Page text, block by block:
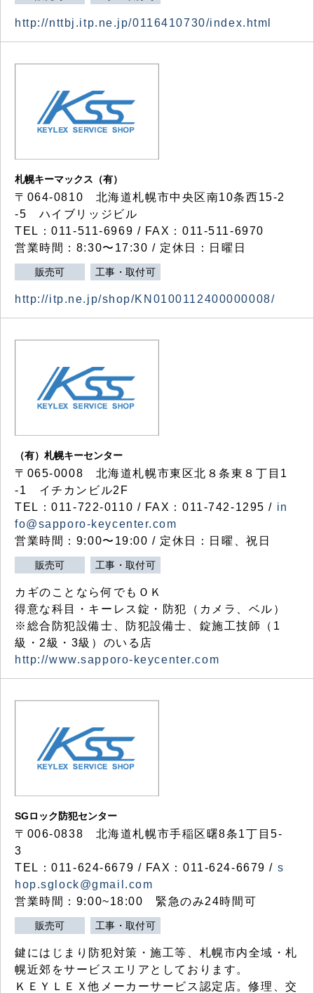
http://nttbj.itp.ne.jp/0116410730/index.html
札幌キーマックス（有）
〒064-0810 北海道札幌市中央区南10条西15-2
-5 ハイブリッジビル
TEL：011-511-6969 / FAX：011-511-6970
営業時間：8:30〜17:30 / 定休日：日曜日
販売可 工事・取付可
http://itp.ne.jp/shop/KN0100112400000008/
（有）札幌キーセンター
〒065-0008 北海道札幌市東区北８条東８丁目1
-1 イチカンビル2F
TEL：011-722-0110 / FAX：011-742-1295 / in
fo@sapporo-keycenter.com
営業時間：9:00〜19:00 / 定休日：日曜、祝日
販売可 工事・取付可
カギのことなら何でもＯＫ
得意な科目・キーレス錠・防犯（カメラ、ベル）
※総合防犯設備士、防犯設備士、錠施工技師（1
級・2級・3級）のいる店
http://www.sapporo-keycenter.com
SGロック防犯センター
〒006-0838 北海道札幌市手稲区曙8条1丁目5-
3
TEL：011-624-6679 / FAX：011-624-6679 / s
hop.sglock@gmail.com
営業時間：9:00~18:00 緊急のみ24時間可
販売可 工事・取付可
鍵にはじまり防犯対策・施工等、札幌市内全域・札
幌近郊をサービスエリアとしております。
ＫＥＹＬＥＸ他メーカーサービス認定店。修理、交